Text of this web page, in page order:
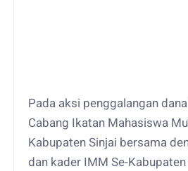
Pada aksi penggalangan
Cabang Ikatan Mahasiswa
Kabupaten Sinjai bersama
dan kader IMM Se-